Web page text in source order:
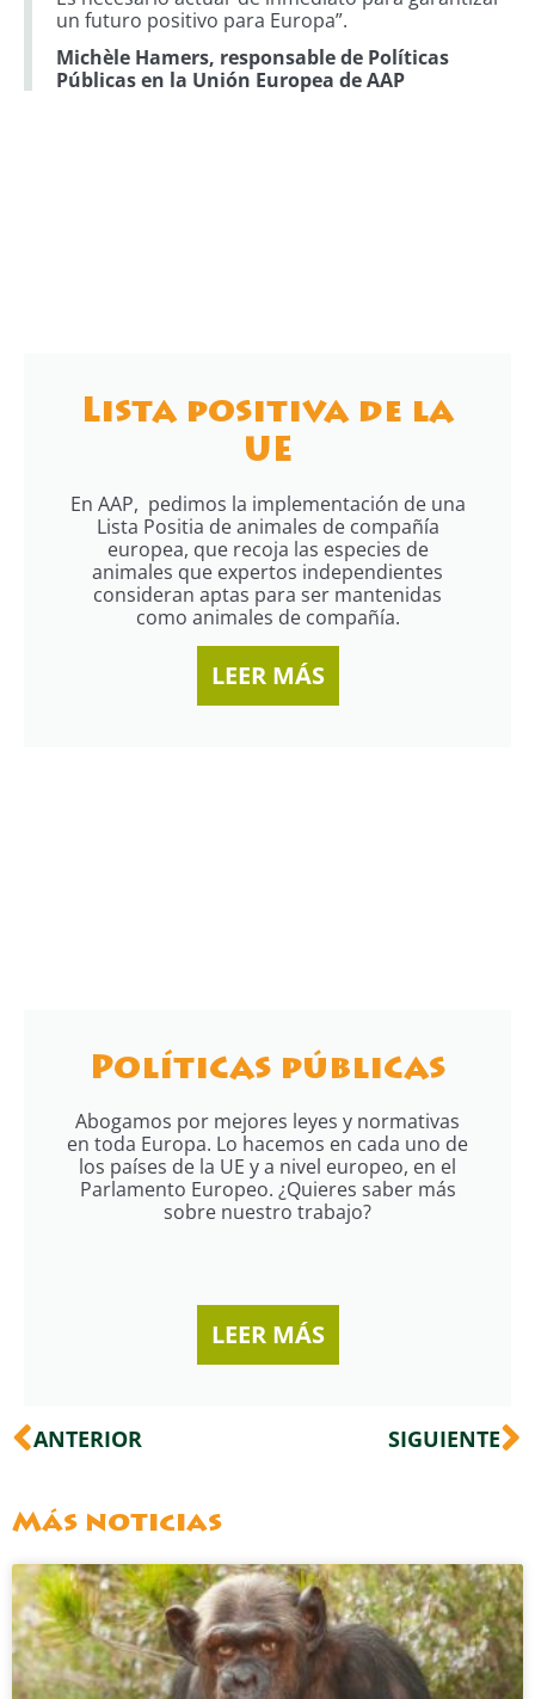
un futuro positivo para Europa”.
Michèle Hamers, responsable de Políticas
Públicas en la Unión Europea de AAP
Lista positiva de la
UE
En AAP, pedimos la implementación de una
Lista Positia de animales de compañía
europea, que recoja las especies de
animales que expertos independientes
consideran aptas para ser mantenidas
como animales de compañía.
LEER MÁS
Políticas públicas
Abogamos por mejores leyes y normativas
en toda Europa. Lo hacemos en cada uno de
los países de la UE y a nivel europeo, en el
Parlamento Europeo. ¿Quieres saber más
sobre nuestro trabajo?
LEER MÁS
Ant
ANTERIOR SIGUIENTE
Más noticias